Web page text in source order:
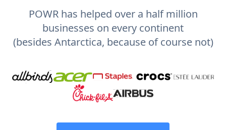
POWR has helped over a half million
businesses on every continent
(besides Antarctica, because of course not)